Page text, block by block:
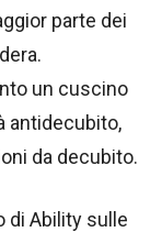
parte dei
un cuscino
antidecubito,
da decubito.
di Ability sulle